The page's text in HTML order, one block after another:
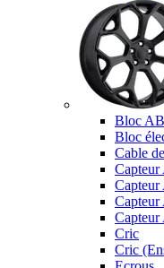
Bloc
Bloc
Cable
Capteur
Capteur
Cric
Cric